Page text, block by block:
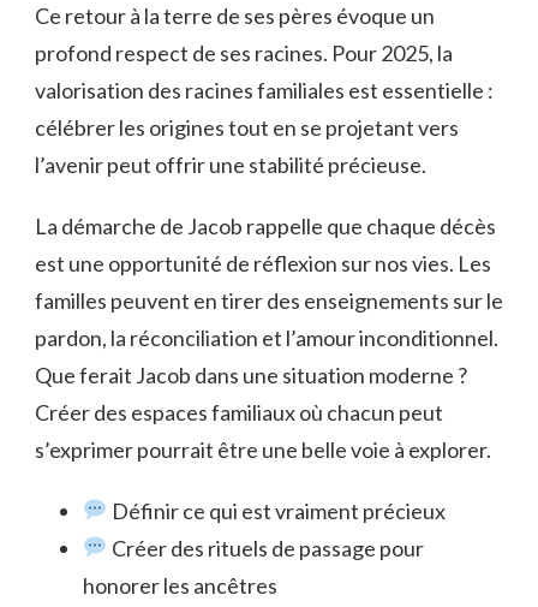
Ce retour à la terre de ses pères évoque un
profond respect de ses racines. Pour 2025, la
valorisation des racines familiales est essentielle :
célébrer les origines tout en se projetant vers
l’avenir peut offrir une stabilité précieuse.
La démarche de Jacob rappelle que chaque décès
est une opportunité de réflexion sur nos vies. Les
familles peuvent en tirer des enseignements sur le
pardon, la réconciliation et l’amour inconditionnel.
Que ferait Jacob dans une situation moderne ?
Créer des espaces familiaux où chacun peut
s’exprimer pourrait être une belle voie à explorer.
Définir ce qui est vraiment précieux
Créer des rituels de passage pour
honorer les ancêtres